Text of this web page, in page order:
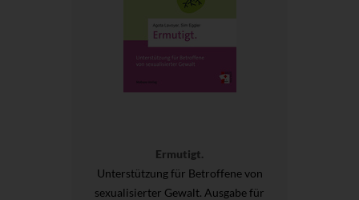
Ermutigt.
Unterstützung für Betroffene von
sexualisierter Gewalt. Ausgabe für